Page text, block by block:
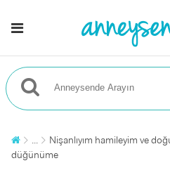
...
Nişanlıyım hamileyim ve
düğünüme